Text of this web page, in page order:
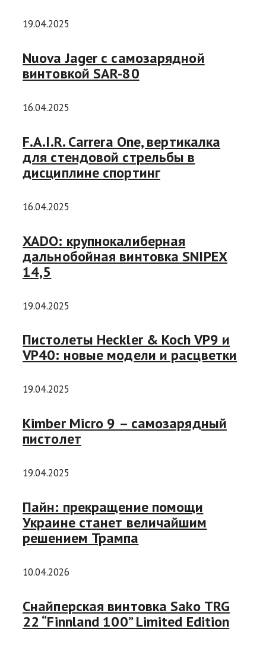
19.04.2025
Nuova Jager с самозарядной
винтовкой SAR-80
16.04.2025
F.A.I.R. Carrera One, вертикалка
для стендовой стрельбы в
дисциплине спортинг
16.04.2025
XADO: крупнокалиберная
дальнобойная винтовка SNIPEX
14,5
19.04.2025
Пистолеты Heckler & Koch VP9 и
VP40: новые модели и расцветки
19.04.2025
Kimber Micro 9 – самозарядный
пистолет
19.04.2025
Пайн: прекращение помощи
Украине станет величайшим
решением Трампа
10.04.2026
Снайперская винтовка Sako TRG
22 “Finnland 100” Limited Edition